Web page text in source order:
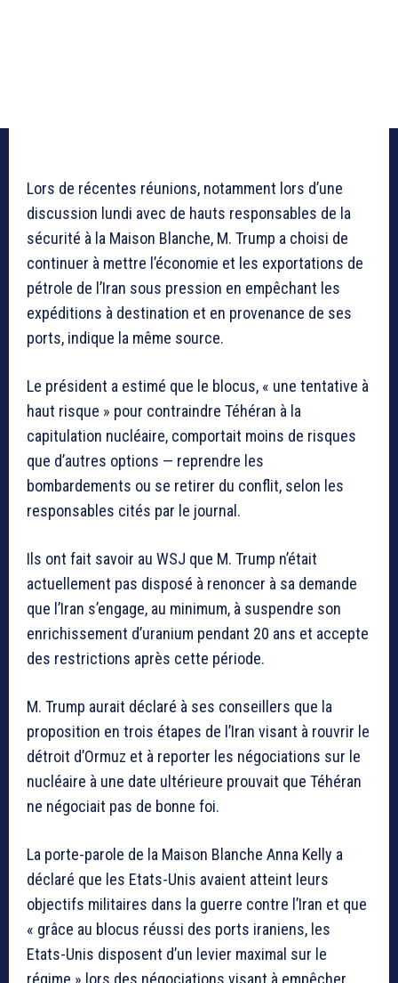
Lors de récentes réunions, notamment lors d’une
discussion lundi avec de hauts responsables de la
sécurité à la Maison Blanche, M. Trump a choisi de
continuer à mettre l’économie et les exportations de
pétrole de l’Iran sous pression en empêchant les
expéditions à destination et en provenance de ses
ports, indique la même source.
Le président a estimé que le blocus, « une tentative à
haut risque » pour contraindre Téhéran à la
capitulation nucléaire, comportait moins de risques
que d’autres options — reprendre les
bombardements ou se retirer du conflit, selon les
responsables cités par le journal.
Ils ont fait savoir au WSJ que M. Trump n’était
actuellement pas disposé à renoncer à sa demande
que l’Iran s’engage, au minimum, à suspendre son
enrichissement d’uranium pendant 20 ans et accepte
des restrictions après cette période.
M. Trump aurait déclaré à ses conseillers que la
proposition en trois étapes de l’Iran visant à rouvrir le
détroit d’Ormuz et à reporter les négociations sur le
nucléaire à une date ultérieure prouvait que Téhéran
ne négociait pas de bonne foi.
La porte-parole de la Maison Blanche Anna Kelly a
déclaré que les Etats-Unis avaient atteint leurs
objectifs militaires dans la guerre contre l’Iran et que
« grâce au blocus réussi des ports iraniens, les
Etats-Unis disposent d’un levier maximal sur le